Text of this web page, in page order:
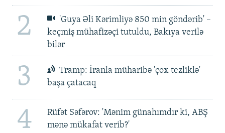
2
'Guya Əli Kərimliyə 850 min göndərib' –
keçmiş mühafizəçi tutuldu, Bakıya verilə
bilər
3
Tramp: İranla müharibə 'çox tezliklə'
başa çatacaq
4
Rüfət Səfərov: 'Mənim günahımdır ki, ABŞ
mənə mükafat verib?'